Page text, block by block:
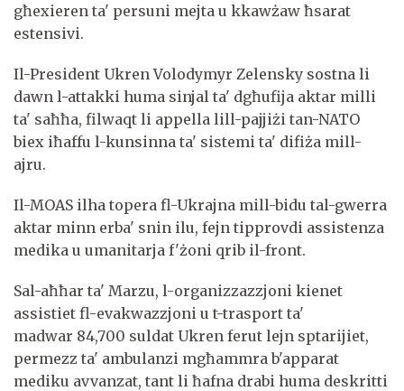
għexieren ta' persuni mejta u kkawżaw ħsarat
estensivi.
Il-President Ukren Volodymyr Zelensky sostna li
dawn l-attakki huma sinjal ta' dgħufija aktar milli
ta' saħħa, filwaqt li appella lill-pajjiżi tan-NATO
biex iħaffu l-kunsinna ta' sistemi ta' difiża mill-
ajru.
Il-MOAS ilha topera fl-Ukrajna mill-bidu tal-gwerra
aktar minn erba' snin ilu, fejn tipprovdi assistenza
medika u umanitarja f'żoni qrib il-front.
Sal-aħħar ta' Marzu, l-organizzazzjoni kienet
assistiet fl-evakwazzjoni u t-trasport ta'
madwar 84,700 suldat Ukren ferut lejn sptarijiet,
permezz ta' ambulanzi mgħammra b'apparat
mediku avvanzat, tant li ħafna drabi huma deskritti